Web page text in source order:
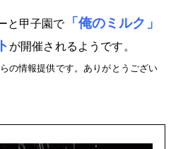
と甲子園で「俺のミルク」
が開催されるようです。
の情報提供です。ありがとうござい